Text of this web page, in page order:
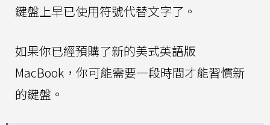
鍵盤上早已使用符號代替文字了。
如果你已經預購了新的美式英語版
MacBook，你可能需要一段時間才能習慣新
的鍵盤。